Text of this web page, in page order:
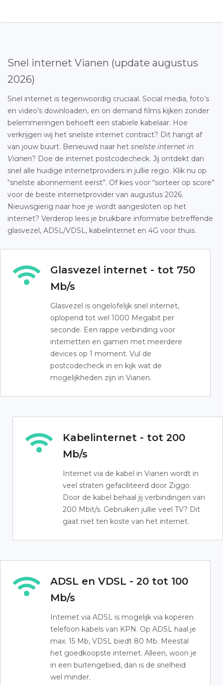
Snel internet Vianen (update augustus
2026)
Snel internet is tegenwoordig cruciaal. Social media, foto’s
en video’s downloaden, en on demand films kijken zonder
belemmeringen behoeft een stabiele kabelaar. Hoe
verkrijgen wij het snelste internet contract? Dit hangt af
van jouw buurt. Benieuwd naar het snelste internet in
Vianen? Doe de internet postcodecheck. Jij ontdekt dan
snel alle huidige internetproviders in jullie regio. Klik nu op
“snelste abonnement eerst”. Of kies voor “sorteer op score”
voor de beste internetprovider van augustus 2026.
Nieuwsgierig naar hoe je wordt aangesloten op het
internet? Verderop lees je bruikbare informatie betreffende
glasvezel, ADSL/VDSL, kabelinternet en 4G voor thuis.
Glasvezel internet - tot 750
Mb/s
Glasvezel is ongelofelijk snel internet,
oplopend tot wel 1000 Megabit per
seconde. Een rappe verbinding voor
internetten en gamen met meerdere
devices op 1 moment. Vul de
postcodecheck in en kijk wat de
mogelijkheden zijn in Vianen.
Kabelinternet - tot 200
Mb/s
Internet via de kabel in Vianen wordt in
veel straten gefaciliteerd door Ziggo.
Door de kabel behaal jij verbindingen van
200 Mbit/s. Gebruiken jullie veel TV? Dit
gaat niet ten koste van het internet.
ADSL en VDSL - 20 tot 100
Mb/s
Internet via ADSL is mogelijk via koperen
telefoon kabels van KPN. Op ADSL haal je
max. 15 Mb, VDSL biedt 80 Mb. Meestal
het goedkoopste internet. Alleen, woon je
in een buitengebied, dan is de snelheid
wel minder.